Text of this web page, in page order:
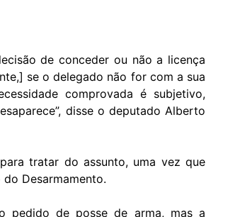
de conceder ou não a licença
se o delegado não for com a sua
comprovada é subjetivo,
disse o deputado Alberto
tratar do assunto, uma vez que
Desarmamento.
pedido de posse de arma, mas a